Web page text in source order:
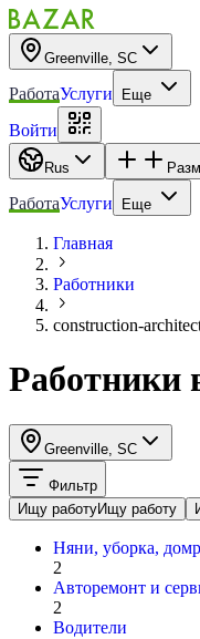
Greenville, SC
РаботаУслуги Еще
Войти
Rus
РаботаУслуги Еще
Главная
Работники
construction-
Работники
Greenville, SC
Фильтр
Ищу работуИщу работу
Няни, уборка,
2
Авторемонт и
2
Водители